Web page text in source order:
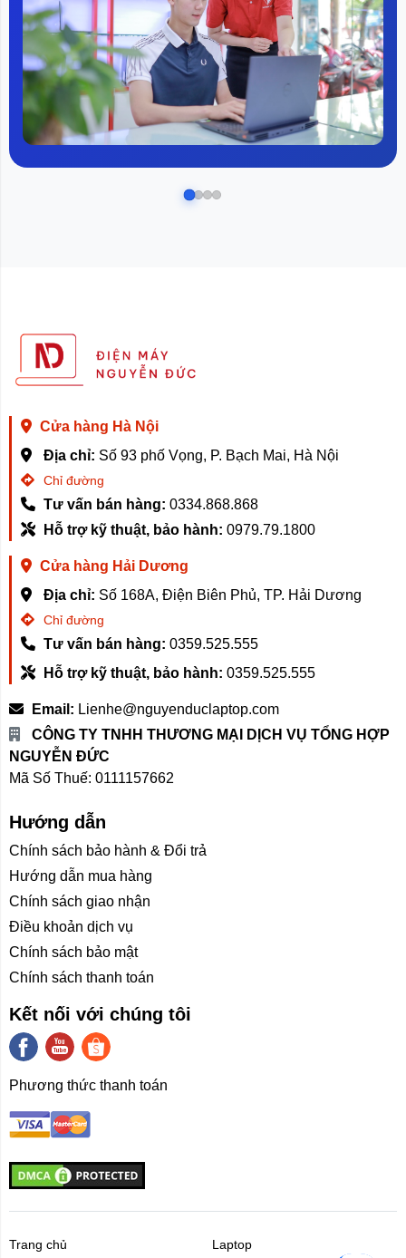
Cửa hàng Hà Nội
Địa chỉ: Số 93 phố Vọng, P. Bạch Mai, Hà Nội
Chỉ đường
Tư vấn bán hàng: 0334.868.868
Hỗ trợ kỹ thuật, bảo hành: 0979.79.1800
Cửa hàng Hải Dương
Địa chỉ: Số 168A, Điện Biên Phủ, TP. Hải Dương
Chỉ đường
Tư vấn bán hàng: 0359.525.555
Hỗ trợ kỹ thuật, bảo hành: 0359.525.555
Email: Lienhe@nguyenduclaptop.com
CÔNG TY TNHH THƯƠNG MẠI DỊCH VỤ TỔNG HỢP
NGUYỄN ĐỨC
Mã Số Thuế: 0111157662
Hướng dẫn
Chính sách bảo hành & Đổi trả
Hướng dẫn mua hàng
Chính sách giao nhận
Điều khoản dịch vụ
Chính sách bảo mật
Chính sách thanh toán
Kết nối với chúng tôi
Phương thức thanh toán
Trang chủ Laptop